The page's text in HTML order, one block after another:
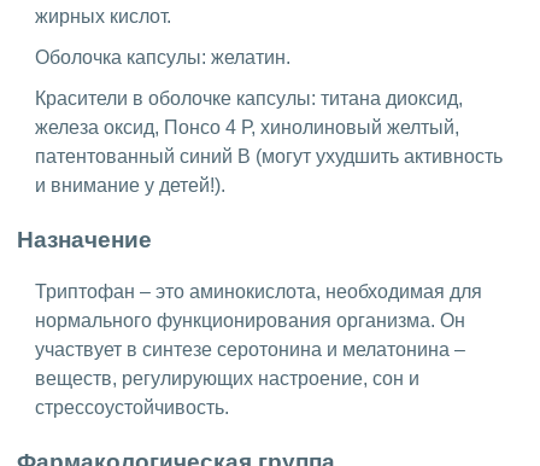
жирных кислот.
Оболочка капсулы: желатин.
Красители в оболочке капсулы: титана диоксид,
железа оксид, Понсо 4 Р, хинолиновый желтый,
патентованный синий В (могут ухудшить активность
и внимание у детей!).
Назначение
Триптофан – это аминокислота, необходимая для
нормального функционирования организма. Он
участвует в синтезе серотонина и мелатонина –
веществ, регулирующих настроение, сон и
стрессоустойчивость.